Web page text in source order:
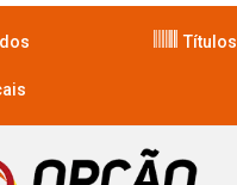
Títulos